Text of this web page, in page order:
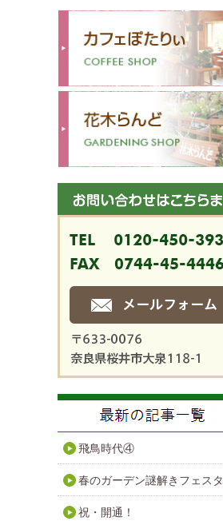
飛鳥時代④
春のガーデン謎解きフェスタ
祝・開通！